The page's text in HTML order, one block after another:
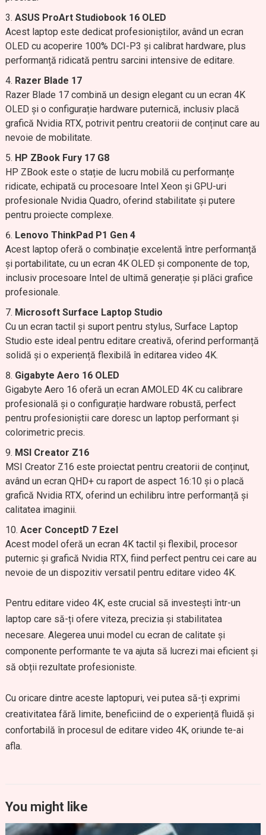
ASUS ProArt Studiobook 16 OLED
Acest laptop este dedicat profesioniștilor, având un ecran
OLED cu acoperire 100% DCI-P3 și calibrat hardware, plus
performanță ridicată pentru sarcini intensive de editare.
Razer Blade 17
Razer Blade 17 combină un design elegant cu un ecran 4K
OLED și o configurație hardware puternică, inclusiv placă
grafică Nvidia RTX, potrivit pentru creatorii de conținut care au
nevoie de mobilitate.
HP ZBook Fury 17 G8
HP ZBook este o stație de lucru mobilă cu performanțe
ridicate, echipată cu procesoare Intel Xeon și GPU-uri
profesionale Nvidia Quadro, oferind stabilitate și putere
pentru proiecte complexe.
Lenovo ThinkPad P1 Gen 4
Acest laptop oferă o combinație excelentă între performanță
și portabilitate, cu un ecran 4K OLED și componente de top,
inclusiv procesoare Intel de ultimă generație și plăci grafice
profesionale.
Microsoft Surface Laptop Studio
Cu un ecran tactil și suport pentru stylus, Surface Laptop
Studio este ideal pentru editare creativă, oferind performanță
solidă și o experiență flexibilă în editarea video 4K.
Gigabyte Aero 16 OLED
Gigabyte Aero 16 oferă un ecran AMOLED 4K cu calibrare
profesională și o configurație hardware robustă, perfect
pentru profesioniștii care doresc un laptop performant și
colorimetric precis.
MSI Creator Z16
MSI Creator Z16 este proiectat pentru creatorii de conținut,
având un ecran QHD+ cu raport de aspect 16:10 și o placă
grafică Nvidia RTX, oferind un echilibru între performanță și
calitatea imaginii.
Acer ConceptD 7 Ezel
Acest model oferă un ecran 4K tactil și flexibil, procesor
puternic și grafică Nvidia RTX, fiind perfect pentru cei care au
nevoie de un dispozitiv versatil pentru editare video 4K.
Pentru editare video 4K, este crucial să investești într-un
laptop care să-ți ofere viteza, precizia și stabilitatea
necesare. Alegerea unui model cu ecran de calitate și
componente performante te va ajuta să lucrezi mai eficient și
să obții rezultate profesioniste.
Cu oricare dintre aceste laptopuri, vei putea să-ți exprimi
creativitatea fără limite, beneficiind de o experiență fluidă și
confortabilă în procesul de editare video 4K, oriunde te-ai
afla.
You might like